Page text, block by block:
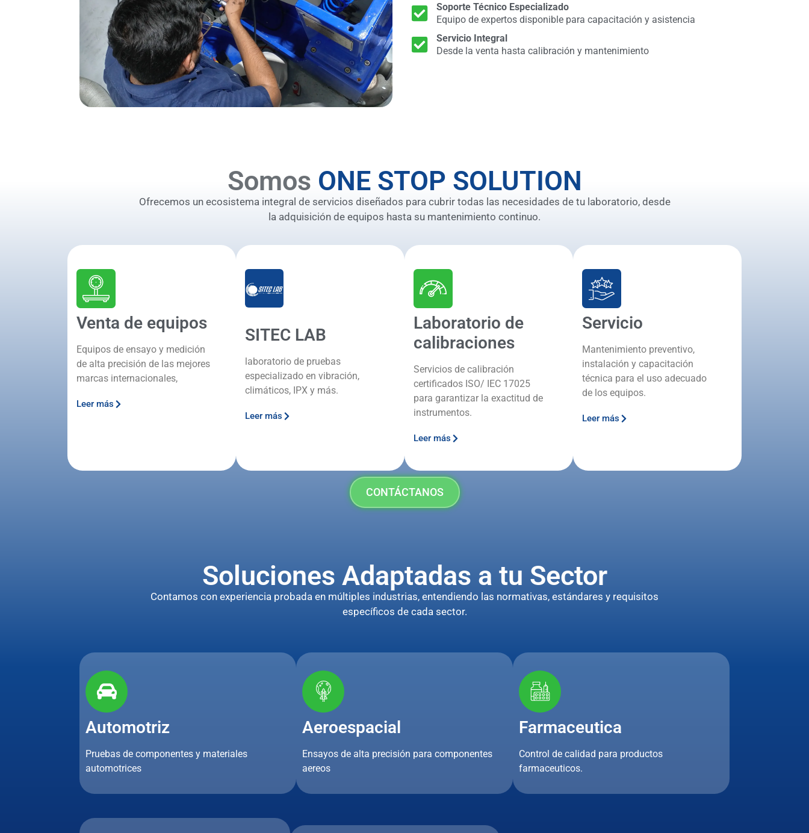
Soporte Técnico Especializado
Equipo de expertos disponible para capacitación y asistencia
Servicio Integral
Desde la venta hasta calibración y mantenimiento
Somos ONE STOP SOLUTION
Ofrecemos un ecosistema integral de servicios diseñados para cubrir todas las necesidades de tu laboratorio, desde
la adquisición de equipos hasta su mantenimiento continuo.
Venta de equipos
Equipos de ensayo y medición
de alta precisión de las mejores
marcas internacionales,
Leer más
SITEC LAB
laboratorio de pruebas
especializado en vibración,
climáticos, IPX y más.
Leer más
Laboratorio de
calibraciones
Servicios de calibración
certificados ISO/ IEC 17025
para garantizar la exactitud de
instrumentos.
Leer más
Servicio
Mantenimiento preventivo,
instalación y capacitación
técnica para el uso adecuado
de los equipos.
Leer más
CONTÁCTANOS
Soluciones Adaptadas a tu Sector
Contamos con experiencia probada en múltiples industrias, entendiendo las normativas, estándares y requisitos
específicos de cada sector.
Automotriz
Pruebas de componentes y materiales
automotrices
Aeroespacial
Ensayos de alta precisión para componentes
aereos
Farmaceutica
Control de calidad para productos
farmaceuticos.